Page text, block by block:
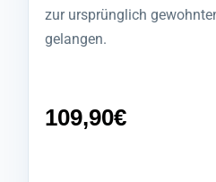
zur ursprünglich
gelangen.
109,90€